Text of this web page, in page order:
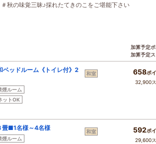
＃秋の味覚三昧♪採れたてきのこをご堪能下さい
加算予定ポ
加算予定
ベッドルーム《トイレ付》2
煙ルーム
ットOK
和室 658ポ
32,900
畳■1名様～4名様
煙ルーム
和室 592ポ
29,600